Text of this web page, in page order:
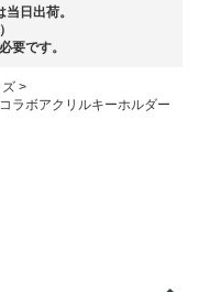
日出荷。
要です。
ラボアクリルキーホルダー